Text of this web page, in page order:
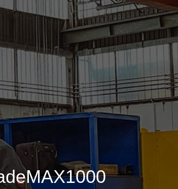
t
Semi-Tieflader und Tieflader,
konzipiert für den US-Markt.
www.maxtrailer.us
t
Batteriebetriebene
Elektrofahrzeuge mit
Nutzlasten ab 5 t
www.morello.eu.com
in Nutzlasten bis 25.000 t und
mehr
www.cometto.com